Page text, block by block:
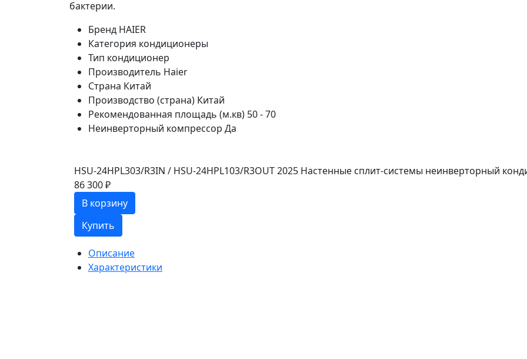
бактерии.
Бренд HAIER
Категория кондиционеры
Тип кондиционер
Производитель Haier
Страна Китай
Производство (страна) Китай
Рекомендованная площадь (м.кв) 50 - 70
Неинверторный компрессор Да
HSU-24HPL303/R3IN / HSU-24HPL103/R3OUT 2025 Настенные сплит-системы неинверторный
86 300 ₽
В корзину
Купить
Описание
Характеристики